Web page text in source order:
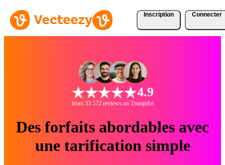
Inscription Connecter
4.9
from 33 572 reviews on Trustpilot
Des forfaits abordables avec
une tarification simple